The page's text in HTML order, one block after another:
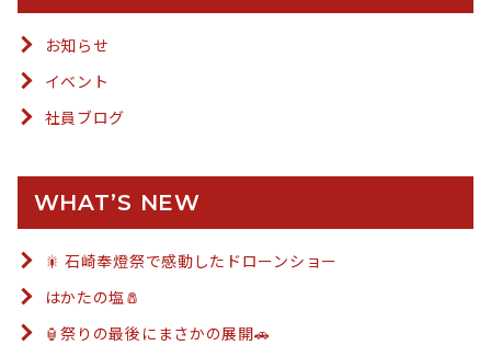
お知らせ
イベント
社員ブログ
WHAT’S NEW
🎇 石崎奉燈祭で感動したドローンショー
はかたの塩🧂
🏮祭りの最後にまさかの展開🚗